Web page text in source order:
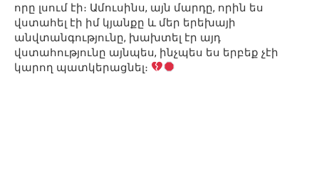
որը լսում էի։ Ամուսինս, այն մարդը, որին ես
վստահել էի իմ կյանքը և մեր երեխայի
անվտանգությունը, խախտել էր այդ
վստահությունը այնպես, ինչպես ես երբեք չէի
կարող պատկերացնել։